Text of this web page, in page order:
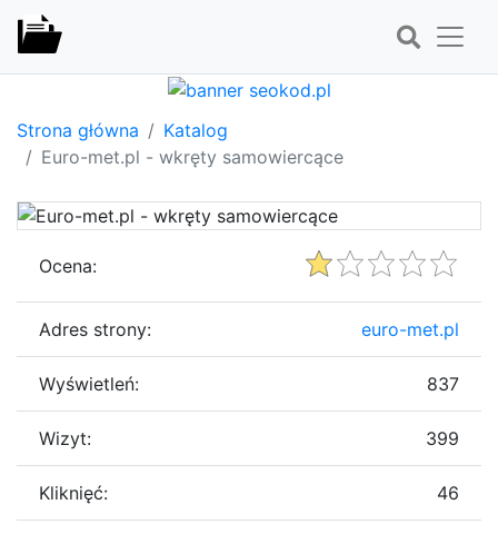
Strona główna
Katalog
Euro-met.pl - wkręty samowiercące
Ocena:
Adres strony: euro-met.pl
Wyświetleń: 837
Wizyt: 399
Kliknięć: 46